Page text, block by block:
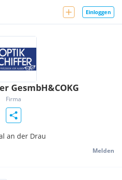
Einloggen
GesmbH&COKG
Firma
an der Drau
Melden